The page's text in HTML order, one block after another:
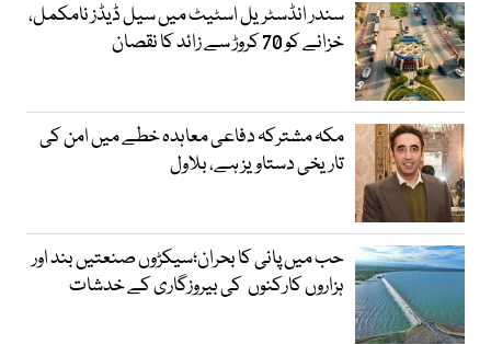
سندر انڈسٹریل اسٹیٹ میں سیل ڈیڈز نامکمل،
خزانے کو 70 کروڑ سے زائد کا نقصان
مکہ مشترکہ دفاعی معاہدہ خطے میں امن کی
تاریخی دستاویز ہے، بلاول
حب میں پانی کا بحران؛سیکڑوں صنعتیں بند اور
ہزاروں کارکنوں کی بیروزگاری کے خدشات